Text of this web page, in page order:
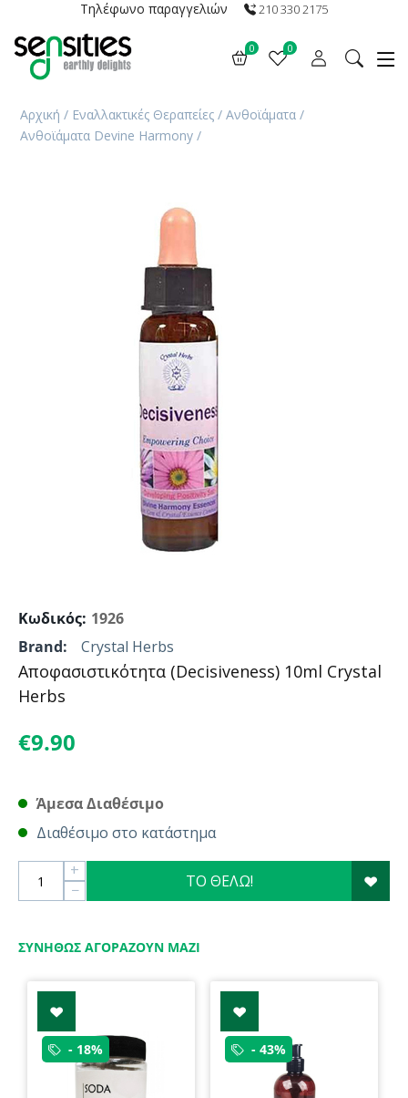
Τηλέφωνο παραγγελιών 210 330 2175
0 0
Αρχική / Εναλλακτικές Θεραπείες / Ανθοϊάματα /
Ανθοϊάματα Devine Harmony /
Αποφασιστικότητα (Decisiveness) 10ml Crystal
Herbs
Brand: Crystal Herbs
€9.90
Κωδικός: 1926
Άμεσα Διαθέσιμο
Διαθέσιμο στο κατάστημα
+
−
ΤΟ ΘΕΛΩ!
ΣΥΝΉΘΩΣ ΑΓΟΡΆΖΟΥΝ ΜΑΖΊ
- 18% - 43%